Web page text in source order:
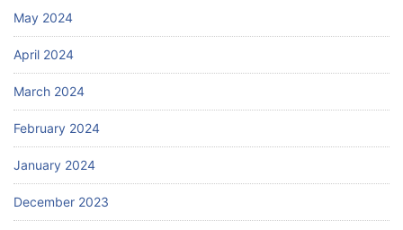
May 2024
April 2024
March 2024
February 2024
January 2024
December 2023